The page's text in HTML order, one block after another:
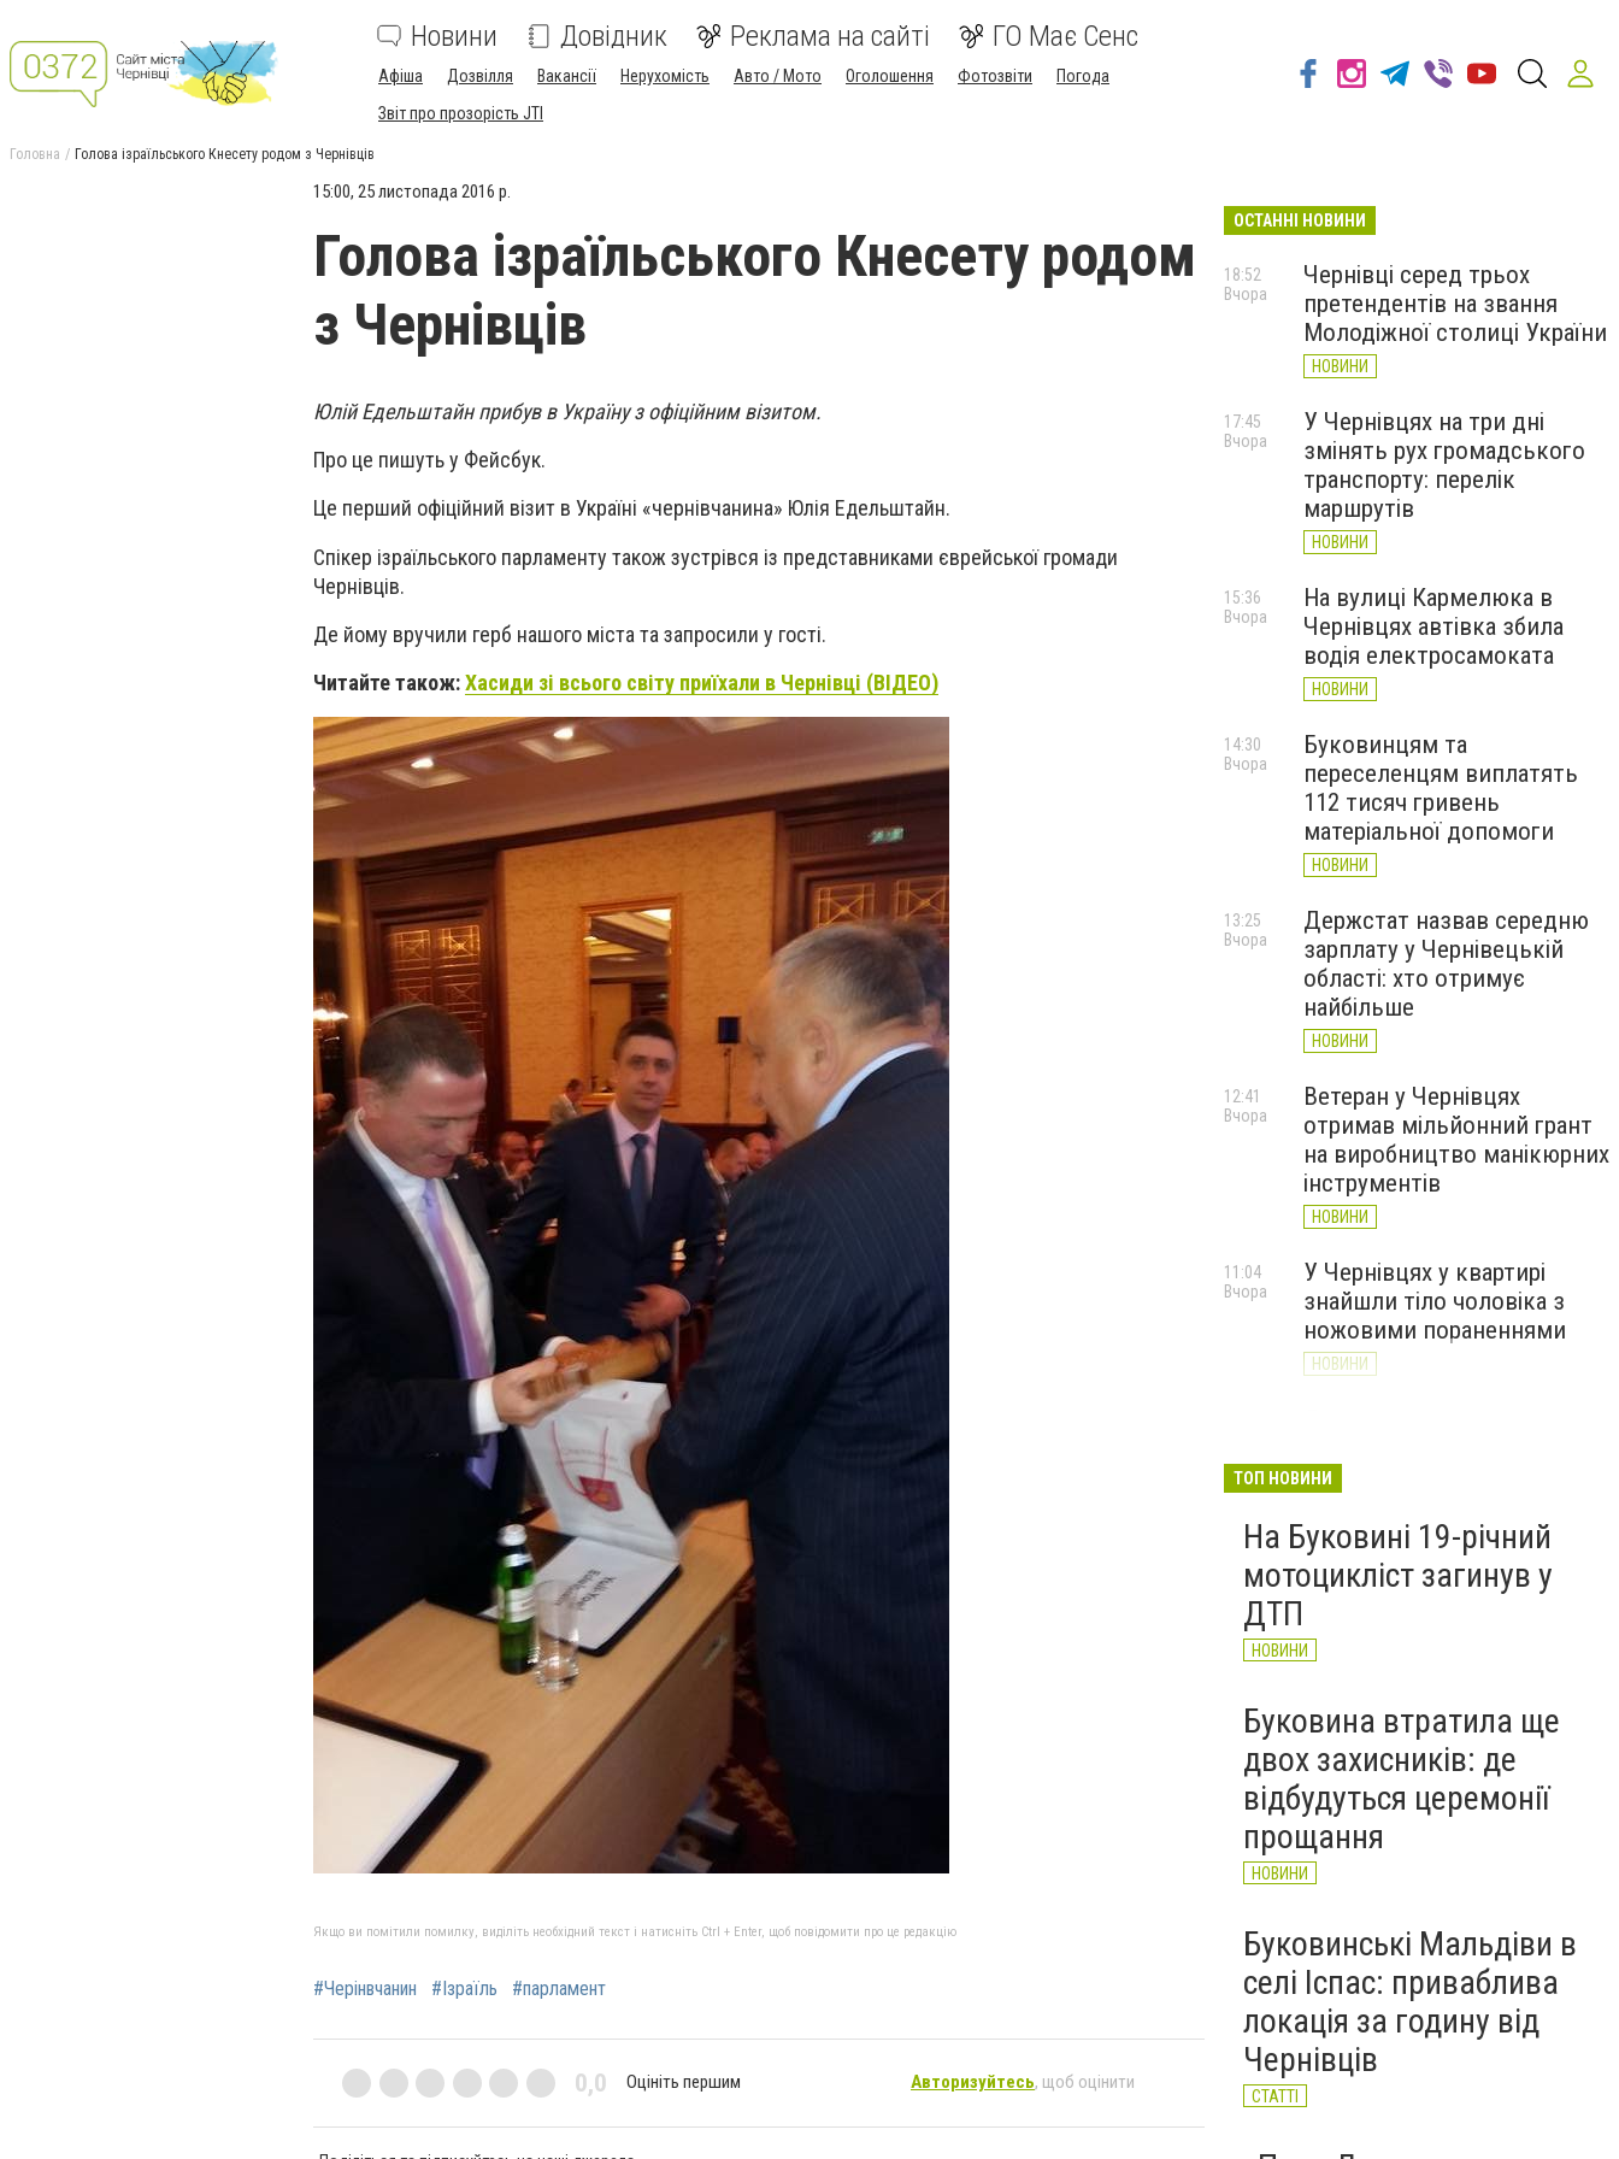
Новини Довідник Реклама на сайті ГО Має Сенс
Афіша Дозвілля Вакансії Нерухомість Авто / Мото Оголошення Фотозвіти
Погода
Звіт про прозорість JTI
Головна Голова ізраїльського Кнесету родом з Чернівців
15:00, 25 листопада 2016 р.
Голова ізраїльського Кнесету родом
з Чернівців
Юлій Едельштайн прибув в Україну з офіційним візитом.
Про це пишуть у Фейсбук.
Це перший офіційний візит в Україні «чернівчанина» Юлія Едельштайн.
Спікер ізраїльського парламенту також зустрівся із представниками єврейської громади
Чернівців.
Де йому вручили герб нашого міста та запросили у гості.
Читайте також:Хасиди зі всього світу приїхали в Чернівці (ВІДЕО)
Якщо ви помітили помилку, виділіть необхідний текст і натисніть Ctrl + Enter, щоб повідомити про це редакцію
#Черінвчанин #Ізраїль #парламент
0,0 Оцініть першим Авторизуйтесь, щоб оцінити
ОСТАННІ НОВИНИ
Чернівці серед трьох
претендентів на звання
Молодіжної столиці України
НОВИНИ
18:52
Вчора
У Чернівцях на три дні
змінять рух громадського
транспорту: перелік
маршрутів
НОВИНИ
17:45
Вчора
На вулиці Кармелюка в
Чернівцях автівка збила
водія електросамоката
НОВИНИ
15:36
Вчора
Буковинцям та
переселенцям виплатять
112 тисяч гривень
матеріальної допомоги
НОВИНИ
14:30
Вчора
Держстат назвав середню
зарплату у Чернівецькій
області: хто отримує
найбільше
НОВИНИ
13:25
Вчора
Ветеран у Чернівцях
отримав мільйонний грант
на виробництво манікюрних
інструментів
НОВИНИ
12:41
Вчора
У Чернівцях у квартирі
знайшли тіло чоловіка з
ножовими пораненнями
НОВИНИ
11:04
Вчора
критичну ситуацію з водою
НОВИНИ
ТОП НОВИНИ
На Буковині 19-річний
мотоцикліст загинув у
ДТП
НОВИНИ
Буковина втратила ще
двох захисників: де
відбудуться церемонії
прощання
НОВИНИ
Буковинські Мальдіви в
селі Іспас: приваблива
локація за годину від
Чернівців
СТАТТІ